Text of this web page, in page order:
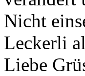
Nicht
Leckerli
Liebe